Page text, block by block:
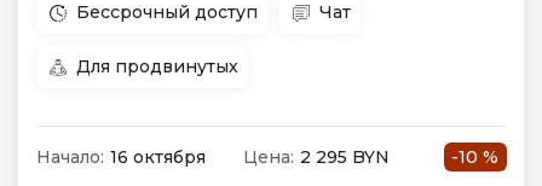
Бессрочный доступ Чат
Для продвинутых
Начало: 16 октября Цена: 2 295 BYN
-10 %